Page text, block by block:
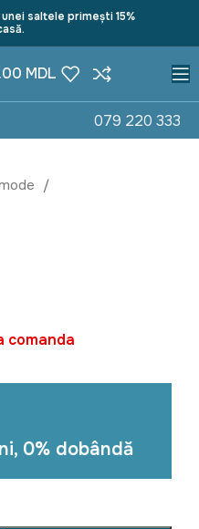
saltele primești 15%
MDL
079 220 333
comanda
0% dobândă